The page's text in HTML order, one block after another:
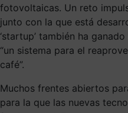
fotovoltaicas. Un reto
junto con la que está
‘startup’ también ha
“un sistema para el
café”.
Muchos frentes abiertos
para la que las nuevas